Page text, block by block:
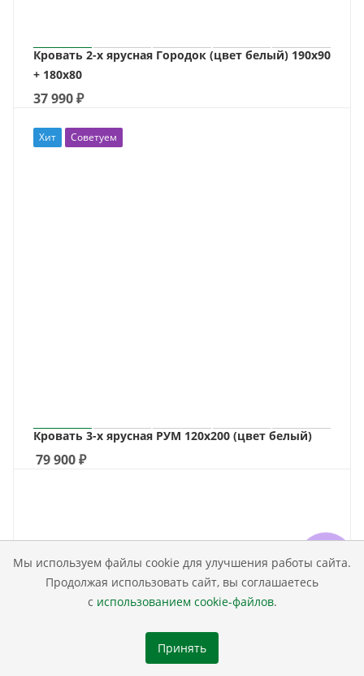
Мы используем файлы cookie для улучшения работы сайта.
Продолжая использовать сайт, вы соглашаетесь
с использованием cookie-файлов.
Принять
Кровать 2-х ярусная Городок (цвет белый) 190х90
+ 180х80
37 990₽
Хит Советуем
Кровать 3-х ярусная РУМ 120х200 (цвет белый)
79 900₽